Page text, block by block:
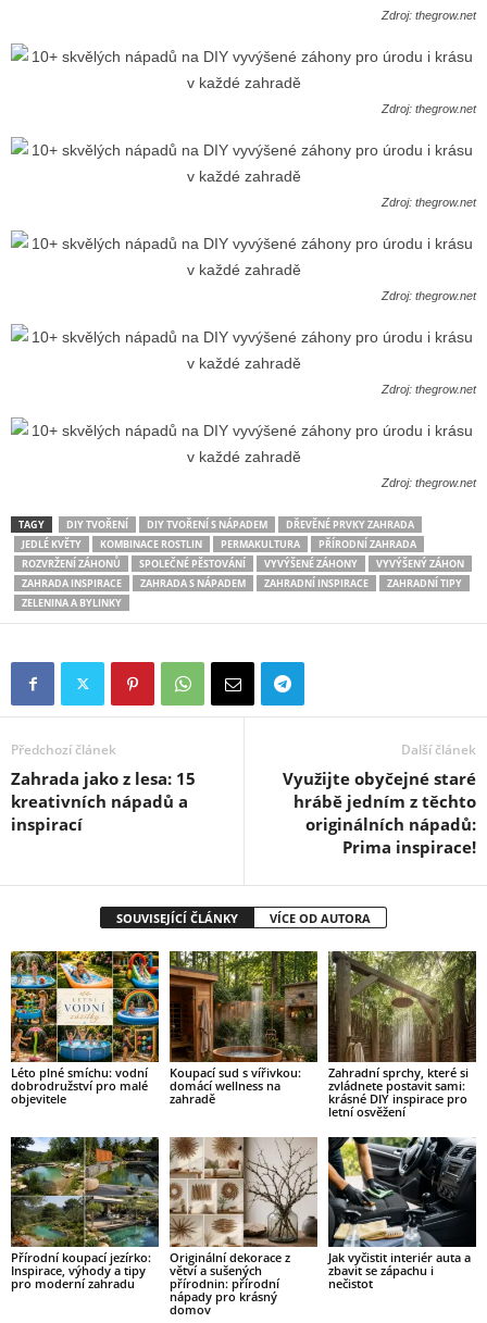
Zdroj: thegrow.net
Zdroj: thegrow.net
Zdroj: thegrow.net
Zdroj: thegrow.net
Zdroj: thegrow.net
Zdroj: thegrow.net
TAGY DIY TVOŘENÍ DIY TVOŘENÍ S NÁPADEM
DŘEVĚNÉ PRVKY ZAHRADA
JEDLÉ KVĚTY
KOMBINACE ROSTLIN PERMAKULTURA
PŘÍRODNÍ ZAHRADA
ROZVRŽENÍ ZÁHONŮ
SPOLEČNÉ PĚSTOVÁNÍ VYVÝŠENÉ ZÁHONY
VYVÝŠENÝ ZÁHON
ZAHRADA INSPIRACE
ZAHRADA S NÁPADEM ZAHRADNÍ INSPIRACE
ZAHRADNÍ TIPY
ZELENINA A BYLINKY
Předchozí článek
Zahrada jako z lesa: 15
kreativních nápadů a
inspirací
Další článek
Využijte obyčejné staré
hrábě jedním z těchto
originálních nápadů:
Prima inspirace!
SOUVISEJÍCÍ ČLÁNKY VÍCE OD AUTORA
Léto plné smíchu: vodní
dobrodružství pro malé
objevitele
Koupací sud s vířivkou:
domácí wellness na
zahradě
Zahradní sprchy, které si
zvládnete postavit sami:
krásné DIY inspirace pro
letní osvěžení
Přírodní koupací jezírko:
Inspirace, výhody a tipy
pro moderní zahradu
Originální dekorace z
větví a sušených
přírodnin: přírodní
nápady pro krásný
domov
Jak vyčistit interiér auta a
zbavit se zápachu i
nečistot